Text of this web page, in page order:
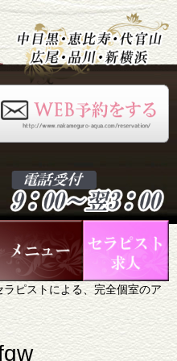
ピストによる、完全個室のア